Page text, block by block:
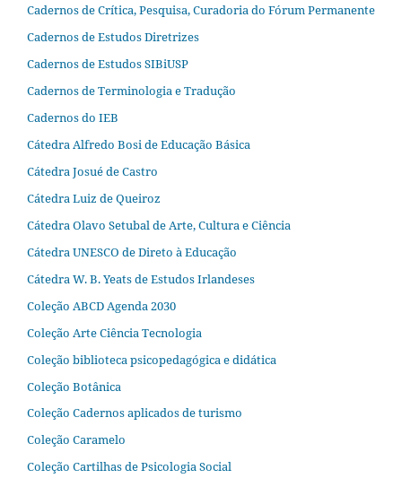
Cadernos de Crítica, Pesquisa, Curadoria do Fórum Permanente
Cadernos de Estudos Diretrizes
Cadernos de Estudos SIBiUSP
Cadernos de Terminologia e Tradução
Cadernos do IEB
Cátedra Alfredo Bosi de Educação Básica
Cátedra Josué de Castro
Cátedra Luiz de Queiroz
Cátedra Olavo Setubal de Arte, Cultura e Ciência
Cátedra UNESCO de Direto à Educação
Cátedra W. B. Yeats de Estudos Irlandeses
Coleção ABCD Agenda 2030
Coleção Arte Ciência Tecnologia
Coleção biblioteca psicopedagógica e didática
Coleção Botânica
Coleção Cadernos aplicados de turismo
Coleção Caramelo
Coleção Cartilhas de Psicologia Social